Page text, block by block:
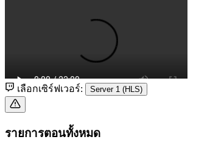
เลือกเซิร์ฟเวอร์: Server 1 (HLS)
รายการตอนทั้งหมด